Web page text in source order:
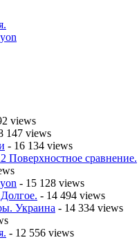
views
147 views
- 16 134 views
Поверхностное сравнение.
- 15 128 views
- 14 494 views
Украина - 14 334 views
- 12 556 views